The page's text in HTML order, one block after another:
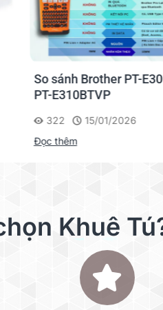
So sánh Brother PT-
PT-E310BTVP
322
15/01/2026
Đọc thêm
Khuê